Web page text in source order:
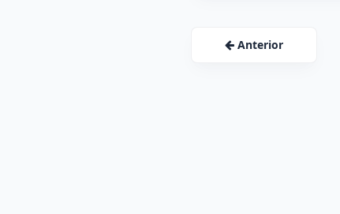
Anterior